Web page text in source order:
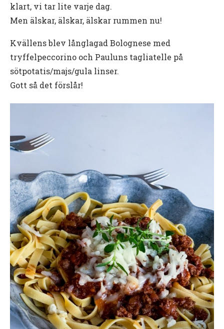
klart, vi tar lite varje dag.
Men älskar, älskar, älskar rummen nu!
Kvällens blev långlagad Bolognese med
tryffelpeccorino och Pauluns tagliatelle på
sötpotatis/majs/gula linser.
Gott så det förslår!